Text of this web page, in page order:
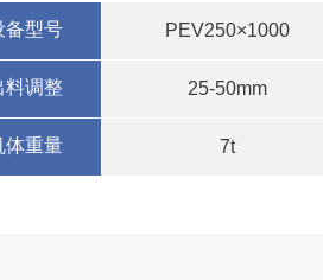
备型号 PEV250×1000
料调整 25-50mm
体重量 7t
宁夏时